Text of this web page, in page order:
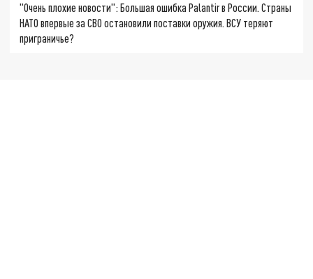
"Очень плохие новости": Большая ошибка Palantir в России. Страны
НАТО впервые за СВО остановили поставки оружия. ВСУ теряют
приграничье?